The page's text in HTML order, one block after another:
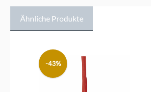
Ähnliche Produkte
-43%